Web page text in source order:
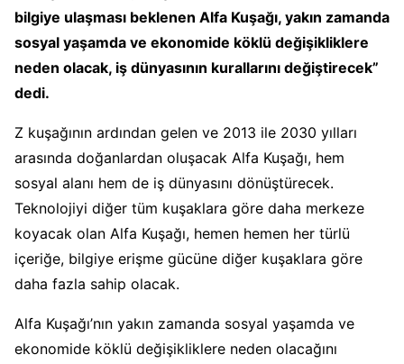
bilgiye ulaşması beklenen Alfa Kuşağı, yakın zamanda
sosyal yaşamda ve ekonomide köklü değişikliklere
neden olacak, iş dünyasının kurallarını değiştirecek”
dedi.
Z kuşağının ardından gelen ve 2013 ile 2030 yılları
arasında doğanlardan oluşacak Alfa Kuşağı, hem
sosyal alanı hem de iş dünyasını dönüştürecek.
Teknolojiyi diğer tüm kuşaklara göre daha merkeze
koyacak olan Alfa Kuşağı, hemen hemen her türlü
içeriğe, bilgiye erişme gücüne diğer kuşaklara göre
daha fazla sahip olacak.
Alfa Kuşağı’nın yakın zamanda sosyal yaşamda ve
ekonomide köklü değişikliklere neden olacağını